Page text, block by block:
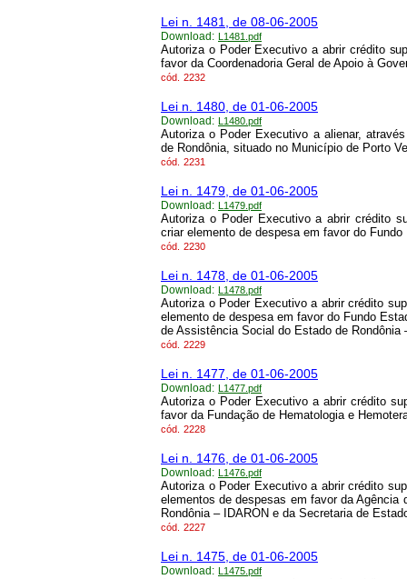
Lei n. 1481, de 08-06-2005
Download: L1481.pdf
Autoriza o Poder Executivo a abrir crédito
favor da Coordenadoria Geral de Apoio à
cód. 2232
Lei n. 1480, de 01-06-2005
Download: L1480.pdf
Autoriza o Poder Executivo a alienar,
de Rondônia, situado no Município de Porto
cód. 2231
Lei n. 1479, de 01-06-2005
Download: L1479.pdf
Autoriza o Poder Executivo a abrir crédito
criar elemento de despesa em favor do
cód. 2230
Lei n. 1478, de 01-06-2005
Download: L1478.pdf
Autoriza o Poder Executivo a abrir crédito
elemento de despesa em favor do Fundo
de Assistência Social do Estado de Rondônia
cód. 2229
Lei n. 1477, de 01-06-2005
Download: L1477.pdf
Autoriza o Poder Executivo a abrir crédito
favor da Fundação de Hematologia e
cód. 2228
Lei n. 1476, de 01-06-2005
Download: L1476.pdf
Autoriza o Poder Executivo a abrir crédito
elementos de despesas em favor da Agência
Rondônia – IDARON e da Secretaria de
cód. 2227
Lei n. 1475, de 01-06-2005
Download: L1475.pdf